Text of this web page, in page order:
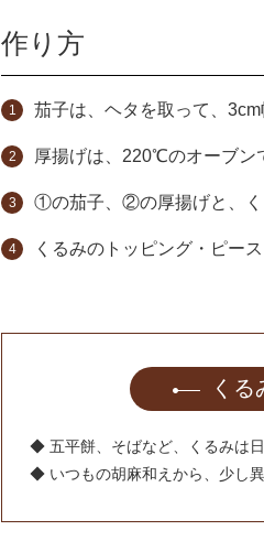
作り方
茄子は、ヘタを取って、
厚揚げは、220℃のオーブン
①の茄子、②の厚揚げと、く
くるみのトッピング・ピー
くる
◆ 五平餅、そばなど、くるみは
◆ いつもの胡麻和えから、少し異